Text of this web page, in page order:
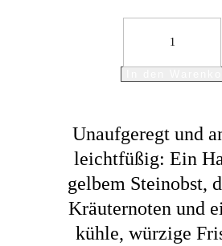
2025
Traminer
Menge
Unaufgeregt und
leichtfüßig: Ein
gelbem Steinobst,
Kräuternoten und
kühle, würzige